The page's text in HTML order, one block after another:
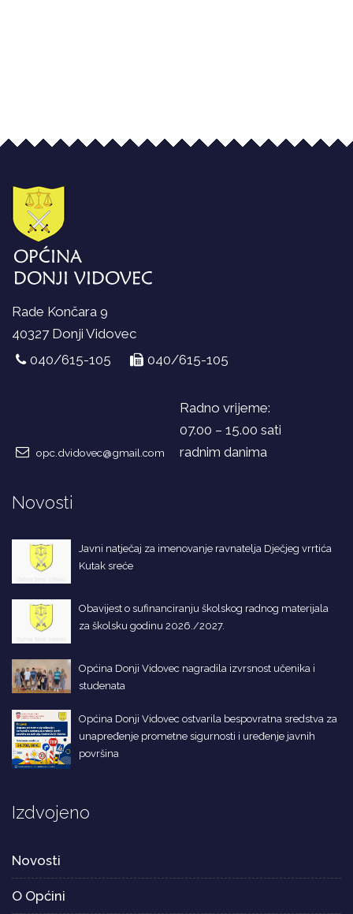
Rade Končara 9
40327 Donji Vidovec
040/615-105
040/615-105
opc.dvidovec@gmail.com
Radno vrijeme:
07.00 – 15.00 sati
radnim danima
Novosti
Javni natječaj za imenovanje ravnatelja Dječjeg vrrtića
Kutak sreće
Obavijest o sufinanciranju školskog radnog materijala
za školsku godinu 2026./2027.
Općina Donji Vidovec nagradila izvrsnost učenika i
studenata
Općina Donji Vidovec ostvarila bespovratna sredstva za
unapređenje prometne sigurnosti i uređenje javnih
površina
Izdvojeno
Novosti
O Općini